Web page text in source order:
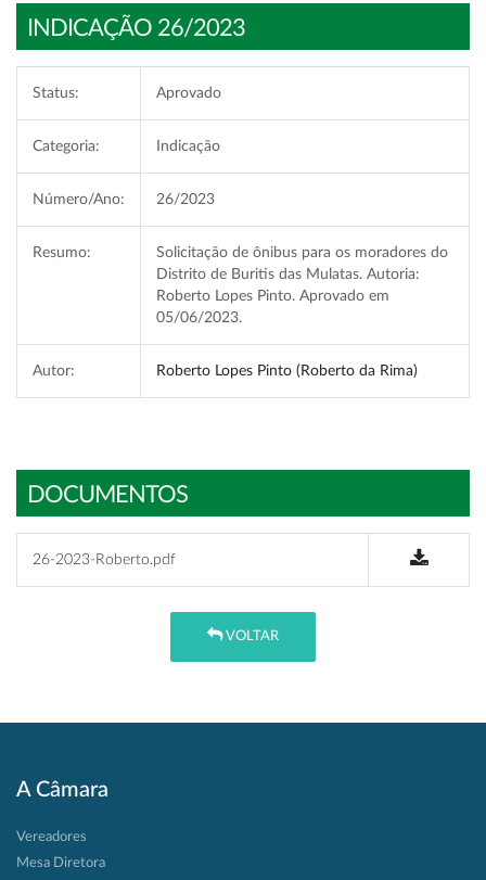
INDICAÇÃO 26/2023
Status: Aprovado
Categoria: Indicação
Número/Ano: 26/2023
Resumo:
Solicitação de ônibus para os moradores do
Distrito de Buritis das Mulatas. Autoria:
Roberto Lopes Pinto. Aprovado em
05/06/2023.
Autor: Roberto Lopes Pinto (Roberto da Rima)
DOCUMENTOS
26-2023-Roberto.pdf
VOLTAR
A Câmara
Vereadores
Mesa Diretora